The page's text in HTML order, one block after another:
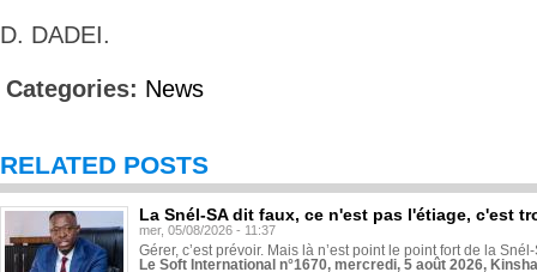
D. DADEI.
Categories: News
RELATED POSTS
La Snél-SA dit faux, ce n'est pas l'étiage, c'est
mer, 05/08/2026 - 11:37
Gérer, c’est prévoir. Mais là n’est point le point fort de la
Le Soft International n°1670, mercredi, 5 août 2026,